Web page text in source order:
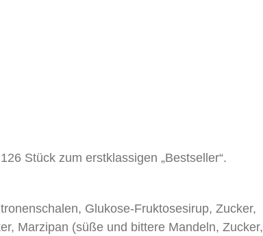
Stück zum erstklassigen „Bestseller“.
Glukose-Fruktosesirup, Zucker,
Marzipan (süße und bittere Mandeln, Zucker,